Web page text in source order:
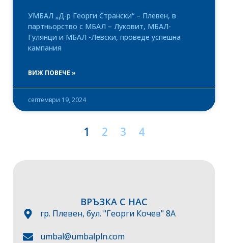
УМБАЛ „Д-р Георги Странски“ – Плевен, в
партньорство с МБАЛ – Луковит, МБАЛ-
Гулянци и МБАЛ -Левски, проведе успешна
кампания
ВИЖ ПОВЕЧЕ »
септември 19, 2024
1 2 3 4
ВРЪЗКА С НАС
гр. Плевен, бул. "Георги Кочев" 8А
umbal@umbalpln.com